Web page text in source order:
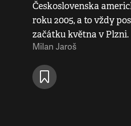
Československa
roku 2005, a to vždy
začátku května v Plzni.
Milan Jaroš